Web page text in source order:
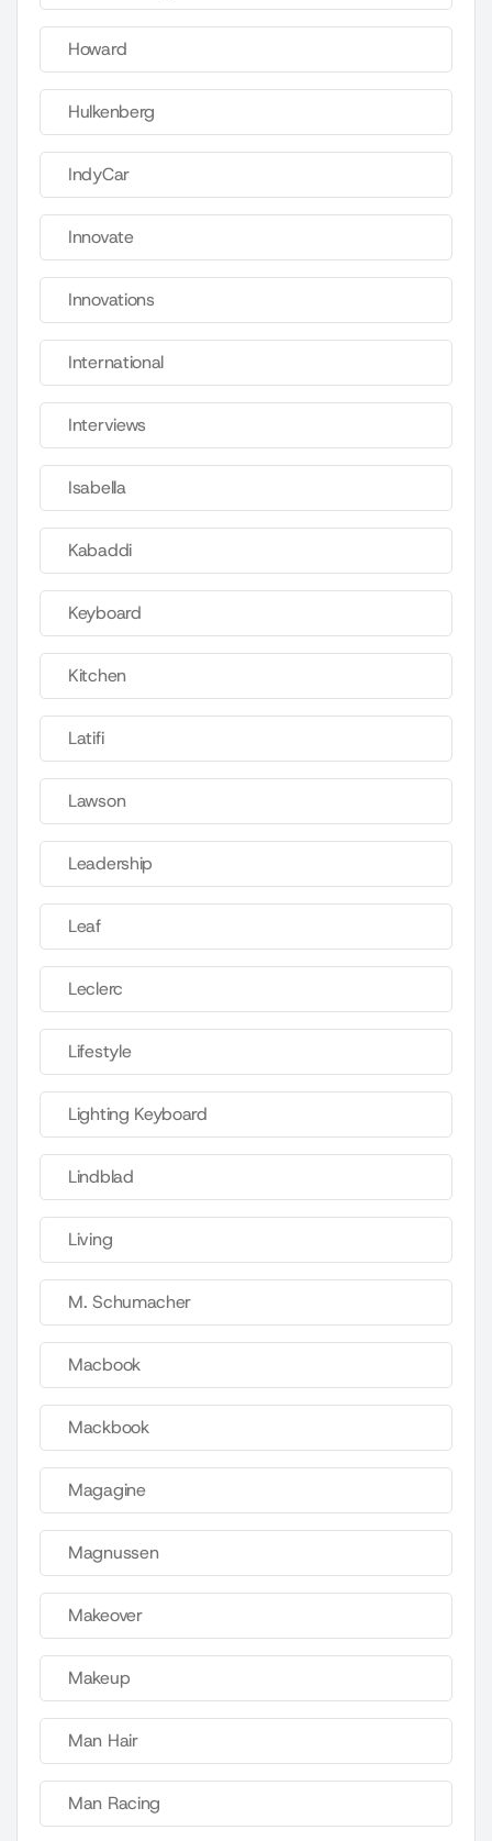
Howard
Hulkenberg
IndyCar
Innovate
Innovations
International
Interviews
Isabella
Kabaddi
Keyboard
Kitchen
Latifi
Lawson
Leadership
Leaf
Leclerc
Lifestyle
Lighting Keyboard
Lindblad
Living
M. Schumacher
Macbook
Mackbook
Magagine
Magnussen
Makeover
Makeup
Man Hair
Man Racing